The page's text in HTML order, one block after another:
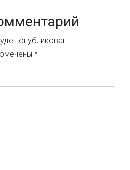
опубликован.
*